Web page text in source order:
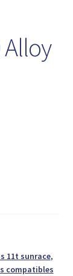
Alloy
11t sunrace,
compatibles